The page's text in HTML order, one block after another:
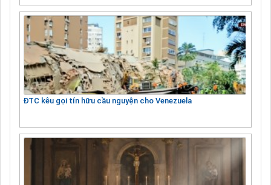
ĐTC kêu gọi tín hữu cầu nguyện cho Venezuela